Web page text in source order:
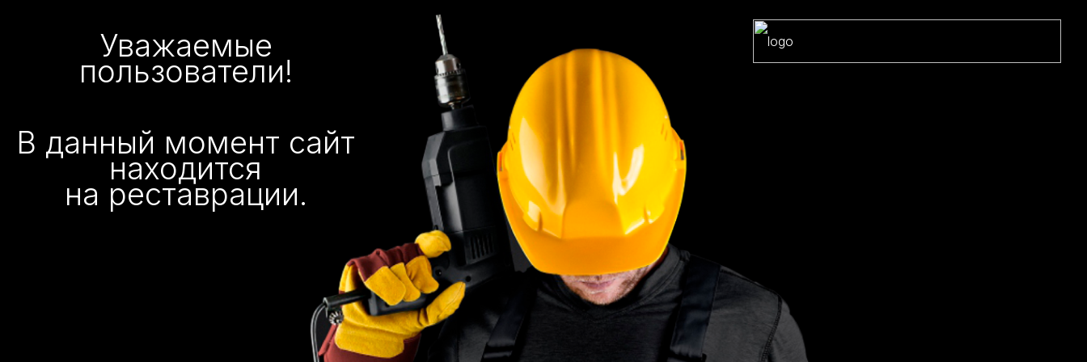
Уважаемые
пользователи!
В данный момент сайт
находится
на реставрации.